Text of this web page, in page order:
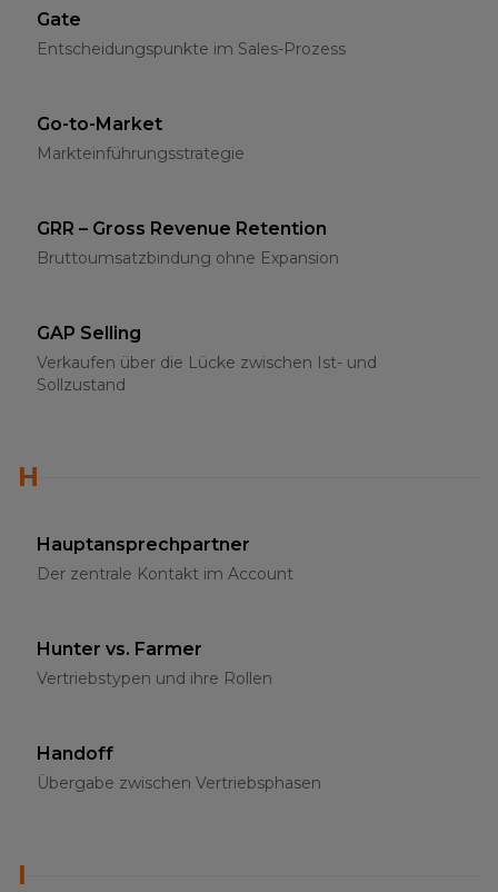
Gate
Entscheidungspunkte im Sales-Prozess
Go-to-Market
Markteinführungsstrategie
GRR – Gross Revenue Retention
Bruttoumsatzbindung ohne Expansion
GAP Selling
Verkaufen über die Lücke zwischen Ist- und
Sollzustand
H
Hauptansprechpartner
Der zentrale Kontakt im Account
Hunter vs. Farmer
Vertriebstypen und ihre Rollen
Handoff
Übergabe zwischen Vertriebsphasen
I